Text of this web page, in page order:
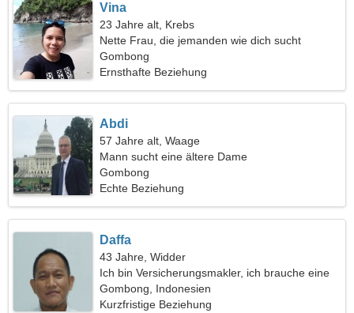
Vina
23 Jahre alt, Krebs
Nette Frau, die jemanden wie dich sucht
Gombong
Ernsthafte Beziehung
Abdi
57 Jahre alt, Waage
Mann sucht eine ältere Dame
Gombong
Echte Beziehung
Daffa
43 Jahre, Widder
Ich bin Versicherungsmakler, ich brauche eine
verspielte Frau
Gombong, Indonesien
Kurzfristige Beziehung